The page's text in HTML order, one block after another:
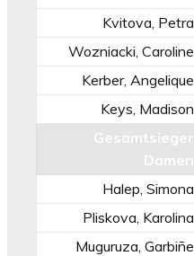
Kvitova, Petra
Wozniacki, Caroline
Kerber, Angelique
Keys, Madison
Gesamtsieger
Damen
Halep, Simona
Pliskova, Karolina
Muguruza, Garbiñe